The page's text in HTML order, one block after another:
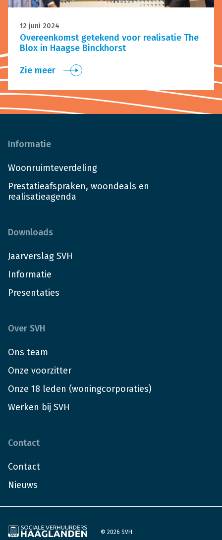
12 juni 2024
Overeenkomst getekend voor realisatie The
Blox in Haagse Binckhorst
Zie meer
Informatie
Woonruimteverdeling
Prestatieafspraken, woondeals en
realisatieagenda
Downloads
Jaarverslag SVH
Informatie
Presentaties
Over SVH
Ons team
Onze voorzitter
Onze 18 leden (woningcorporaties)
Werken bij SVH
Contact
Contact
Nieuws
© 2026 SVH